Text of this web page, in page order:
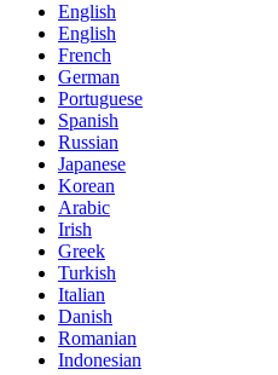
English
English
French
German
Portuguese
Spanish
Russian
Japanese
Korean
Arabic
Irish
Greek
Turkish
Italian
Danish
Romanian
Indonesian